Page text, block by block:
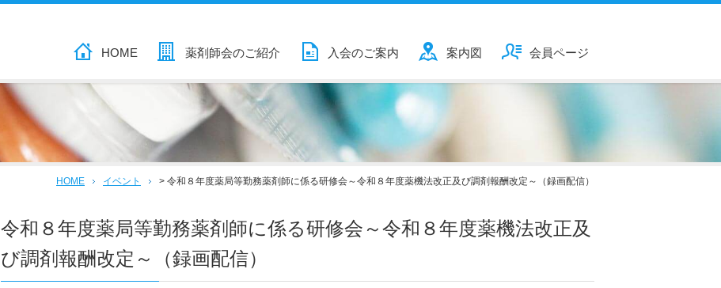
HOME 薬剤師会のご紹介 入会のご案内 案内図 会員ページ
HOME イベント > 令和８年度薬局等勤務薬剤師に係る研修会～令和８年度薬機法改正及び調剤報酬改定～（録画配信）
令和８年度薬局等勤務薬剤師に係る研修会～令和８年度薬機法改正及
び調剤報酬改定～（録画配信）